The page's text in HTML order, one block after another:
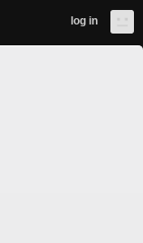
log in